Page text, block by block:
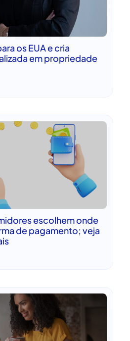
os EUA e cria
em propriedade
escolhem onde
de pagamento; veja